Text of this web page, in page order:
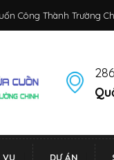
Công Thành Trường
VỤ DỰ ÁN